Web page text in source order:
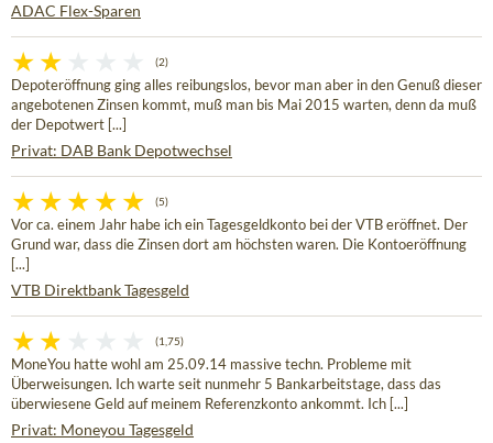
ADAC Flex-Sparen
(2)
Depoteröffnung ging alles reibungslos, bevor man aber in den Genuß dieser
angebotenen Zinsen kommt, muß man bis Mai 2015 warten, denn da muß
der Depotwert [...]
Privat: DAB Bank Depotwechsel
(5)
Vor ca. einem Jahr habe ich ein Tagesgeldkonto bei der VTB eröffnet. Der
Grund war, dass die Zinsen dort am höchsten waren. Die Kontoeröffnung
[...]
VTB Direktbank Tagesgeld
(1,75)
MoneYou hatte wohl am 25.09.14 massive techn. Probleme mit
Überweisungen. Ich warte seit nunmehr 5 Bankarbeitstage, dass das
überwiesene Geld auf meinem Referenzkonto ankommt. Ich [...]
Privat: Moneyou Tagesgeld